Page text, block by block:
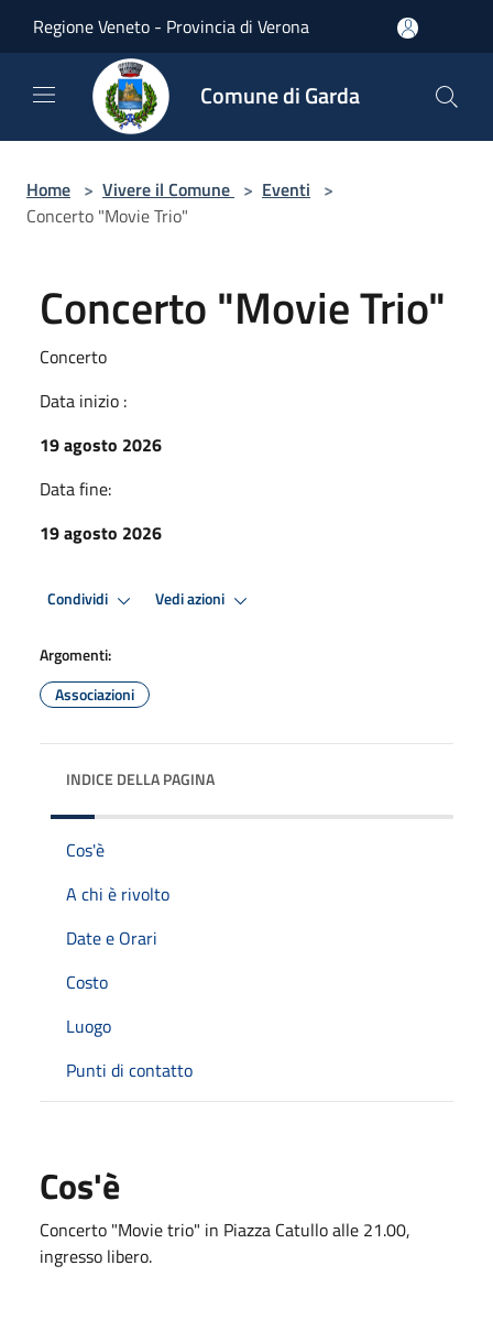
Regione Veneto - Provincia di Verona
Comune di Garda
Home > Vivere il Comune > Eventi >
Concerto "Movie Trio"
Concerto "Movie Trio"
Concerto
Data inizio :
19 agosto 2026
Data fine:
19 agosto 2026
Condividi Vedi azioni
Argomenti:
Associazioni
INDICE DELLA PAGINA
Cos'è
A chi è rivolto
Date e Orari
Costo
Luogo
Punti di contatto
Cos'è
Concerto "Movie trio" in Piazza Catullo alle 21.00,
ingresso libero.